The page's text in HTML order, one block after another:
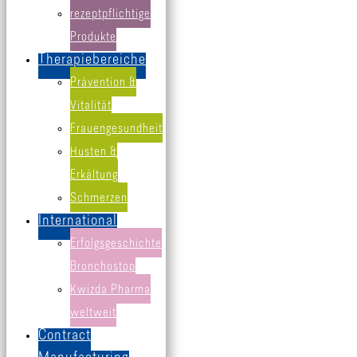
rezeptpflichtige
Produkte
Therapiebereiche
Prävention &
Vitalität
Frauengesundheit
Husten &
Erkältung
Schmerzen
International
Erfolgsgeschichte
Bronchostop
Kwizda Pharma
weltweit
Contract
BRONCHOSTOP® Reizhusten Saft enthält eine ReizStill Formel
Isländisch Moos, Eibisch + Hyaluronsäure.
Die Kombination der als besonders hustenreizlindernd bekannten
Pflanzenextrakte Isländisch Moos und Eibisch, ergänzt mit der